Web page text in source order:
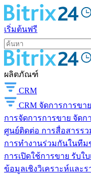
เริ่มต้นฟรี
ผลิตภัณฑ์
CRM
CRM จัดการการขา
การจัดการการขาย จัดก
ศูนย์ติดต่อ การสื่อสารรว
การทำงานร่วมกันในทีม
การเปิดใช้การขาย รับใ
ข้อมูลเชิงวิเคราะห์และร